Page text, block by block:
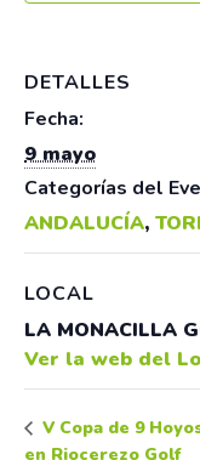
DETALLES
Fecha:
9 mayo
Categorías del
ANDALUCÍA,
LOCAL
LA MONACILLA
Ver la web del
V Copa de 9
en Riocerezo Golf